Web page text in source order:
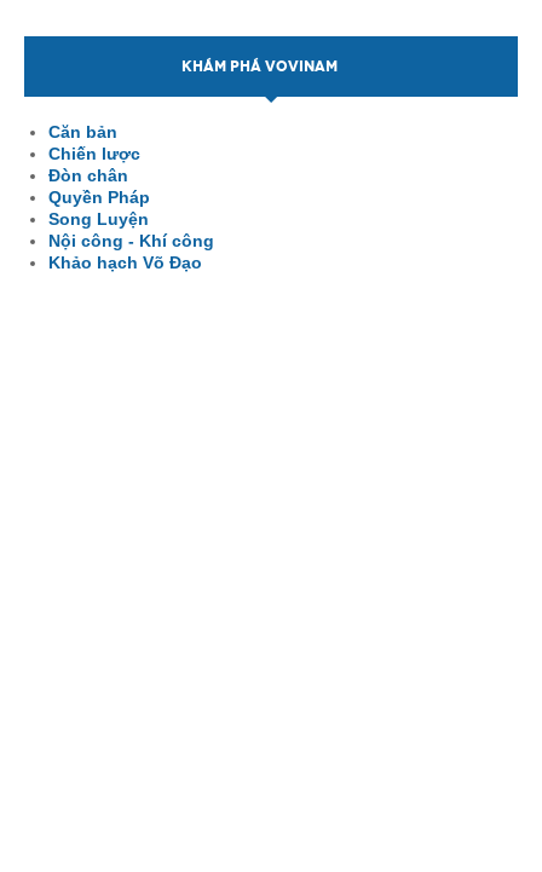
KHÁM PHÁ VOVINAM
Căn bản
Chiến lược
Đòn chân
Quyền Pháp
Song Luyện
Nội công - Khí công
Khảo hạch Võ Đạo